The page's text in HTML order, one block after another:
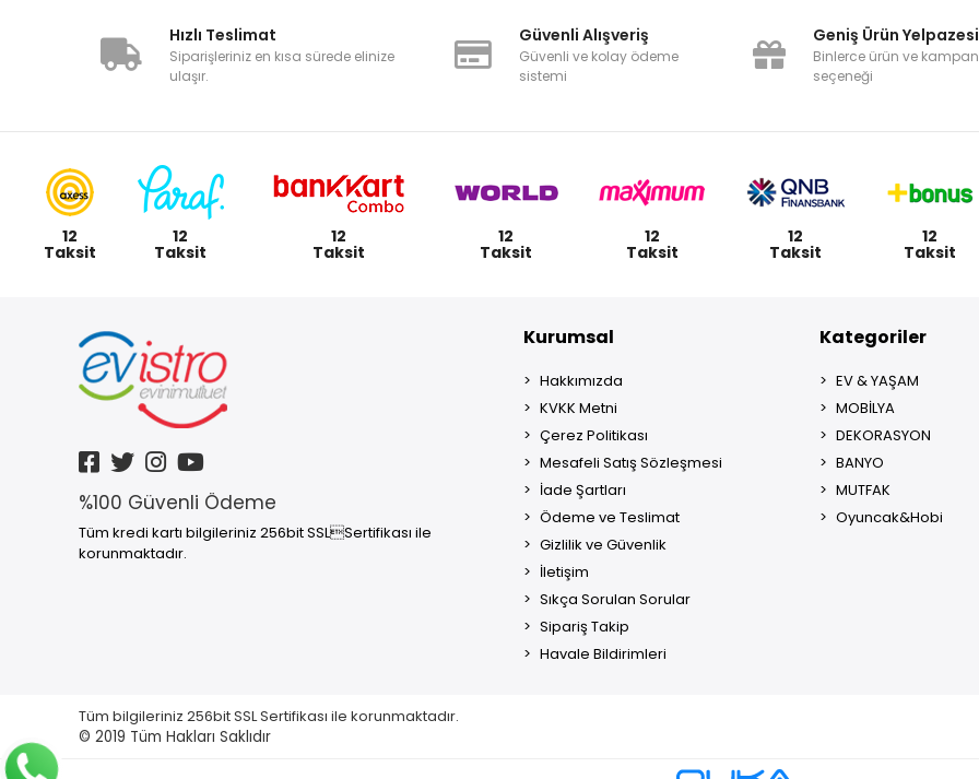
Hızlı Teslimat
Siparişleriniz en kısa sürede elinize
ulaşır.
Güvenli Alışveriş
Güvenli ve kolay ödeme
sistemi
Geniş Ürün Yelpazesi
Binlerce ürün ve
seçeneği
12
Taksit
12
Taksit
12
Taksit
12
Taksit
12
Taksit
12
Taksit
12
Taksit
%100 Güvenli Ödeme
Tüm kredi kartı bilgileriniz 256bit SSLSertifikası ile
korunmaktadır.
Kurumsal
Hakkımızda
KVKK Metni
Çerez Politikası
Mesafeli Satış Sözleşmesi
İade Şartları
Ödeme ve Teslimat
Gizlilik ve Güvenlik
İletişim
Sıkça Sorulan Sorular
Sipariş Takip
Havale Bildirimleri
Kategoriler
EV & YAŞAM
MOBİLYA
DEKORASYON
BANYO
MUTFAK
Oyuncak&Hobi
Tüm bilgileriniz 256bit SSL Sertifikası ile korunmaktadır.
© 2019 Tüm Hakları Saklıdır